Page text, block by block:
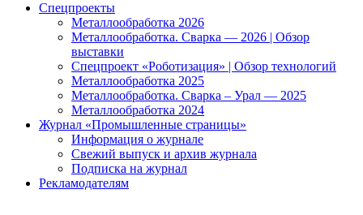
Спецпроекты
Металлообработка 2026
Металлообработка. Сварка — 2026 | Обзор
выставки
Спецпроект «Роботизация» | Обзор технологий
Металлообработка 2025
Металлообработка. Сварка – Урал — 2025
Металлообработка 2024
Журнал «Промышленные страницы»
Информация о журнале
Свежий выпуск и архив журнала
Подписка на журнал
Рекламодателям